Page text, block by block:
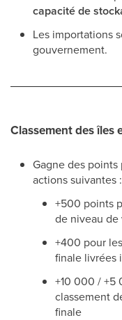
capacité de
Les importations
gouvernement.
Classement des îles
Gagne des
actions suivantes :
+500 points
de niveau
+400 pour
finale livrées
+10 000 / +5
classement
finale